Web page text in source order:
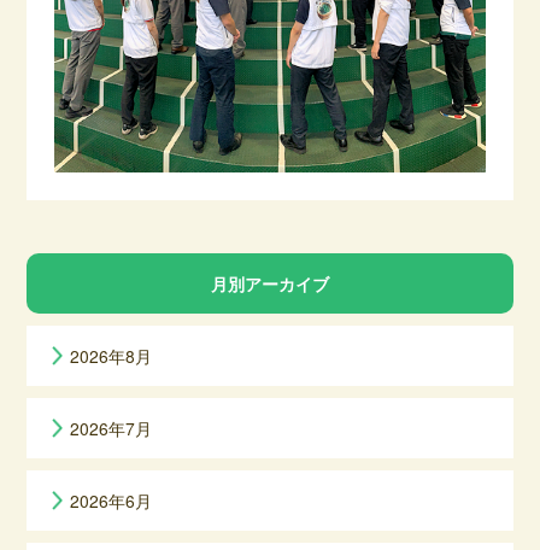
月別アーカイブ
2026年8月
2026年7月
2026年6月